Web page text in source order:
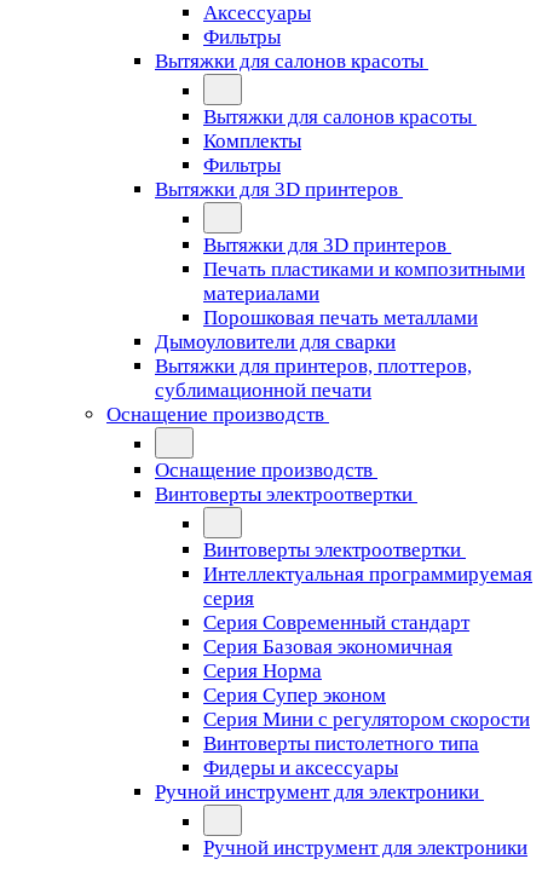
Аксессуары
Фильтры
Вытяжки для салонов красоты
Вытяжки для салонов красоты
Комплекты
Фильтры
Вытяжки для 3D принтеров
Вытяжки для 3D принтеров
Печать пластиками и композитными
материалами
Порошковая печать металлами
Дымоуловители для сварки
Вытяжки для принтеров, плоттеров,
сублимационной печати
Оснащение производств
Оснащение производств
Винтоверты электроотвертки
Винтоверты электроотвертки
Интеллектуальная программируемая
серия
Серия Современный стандарт
Серия Базовая экономичная
Серия Норма
Серия Cупер эконом
Серия Мини с регулятором скорости
Винтоверты пистолетного типа
Фидеры и аксессуары
Ручной инструмент для электроники
Ручной инструмент для электроники